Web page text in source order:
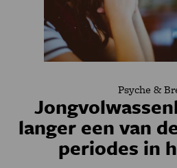
Psyche &
langer een van
periodes in